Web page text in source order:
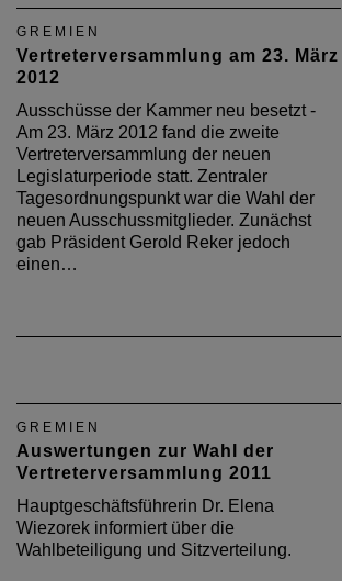
GREMIEN
Vertreterversammlung am 23. März
2012
Ausschüsse der Kammer neu besetzt -
Am 23. März 2012 fand die zweite
Vertreterversammlung der neuen
Legislaturperiode statt. Zentraler
Tagesordnungspunkt war die Wahl der
neuen Ausschussmitglieder. Zunächst
gab Präsident Gerold Reker jedoch
einen…
GREMIEN
Auswertungen zur Wahl der
Vertreterversammlung 2011
Hauptgeschäftsführerin Dr. Elena
Wiezorek informiert über die
Wahlbeteiligung und Sitzverteilung.